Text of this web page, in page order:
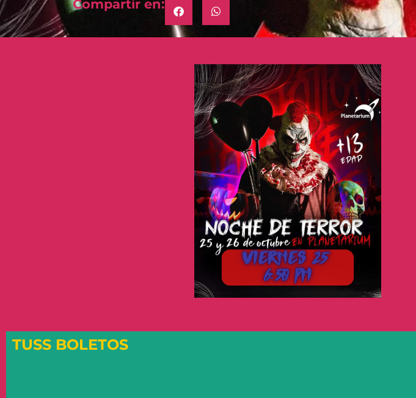
Compartir en:
TUSS BOLETOS